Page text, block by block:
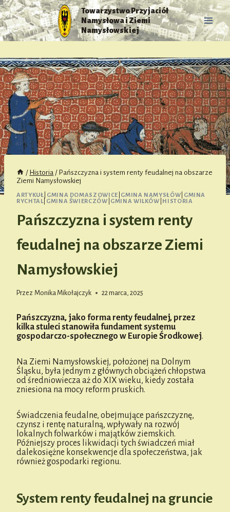
Przejdź
do
treści
Towarzystwo Przyjaciół
Namysłowa i Ziemi
Namysłowskiej
/ Historia / Pańszczyzna i system renty feudalnej na obszarze
Ziemi Namysłowskiej
ARTYKUŁ GMINA DOMASZOWICE GMINA NAMYSŁÓW GMINA
RYCHTAL| GMINA ŚWIERCZÓW GMINA WILKÓW HISTORIA
Pańszczyzna i system renty
feudalnej na obszarze Ziemi
Namysłowskiej
Przez Monika Mikołajczyk 22 marca, 2025
Pańszczyzna, jako forma renty feudalnej, przez
kilka stuleci stanowiła fundament systemu
gospodarczo-społecznego w Europie Środkowej.
Na Ziemi Namysłowskiej, położonej na Dolnym
Śląsku, była jednym z głównych obciążeń chłopstwa
od średniowiecza aż do XIX wieku, kiedy została
zniesiona na mocy reform pruskich.
Świadczenia feudalne, obejmujące pańszczyznę,
czynsz i rentę naturalną, wpływały na rozwój
lokalnych folwarków i majątków ziemskich.
Późniejszy proces likwidacji tych świadczeń miał
dalekosiężne konsekwencje dla społeczeństwa, jak
również gospodarki regionu.
System renty feudalnej na gruncie